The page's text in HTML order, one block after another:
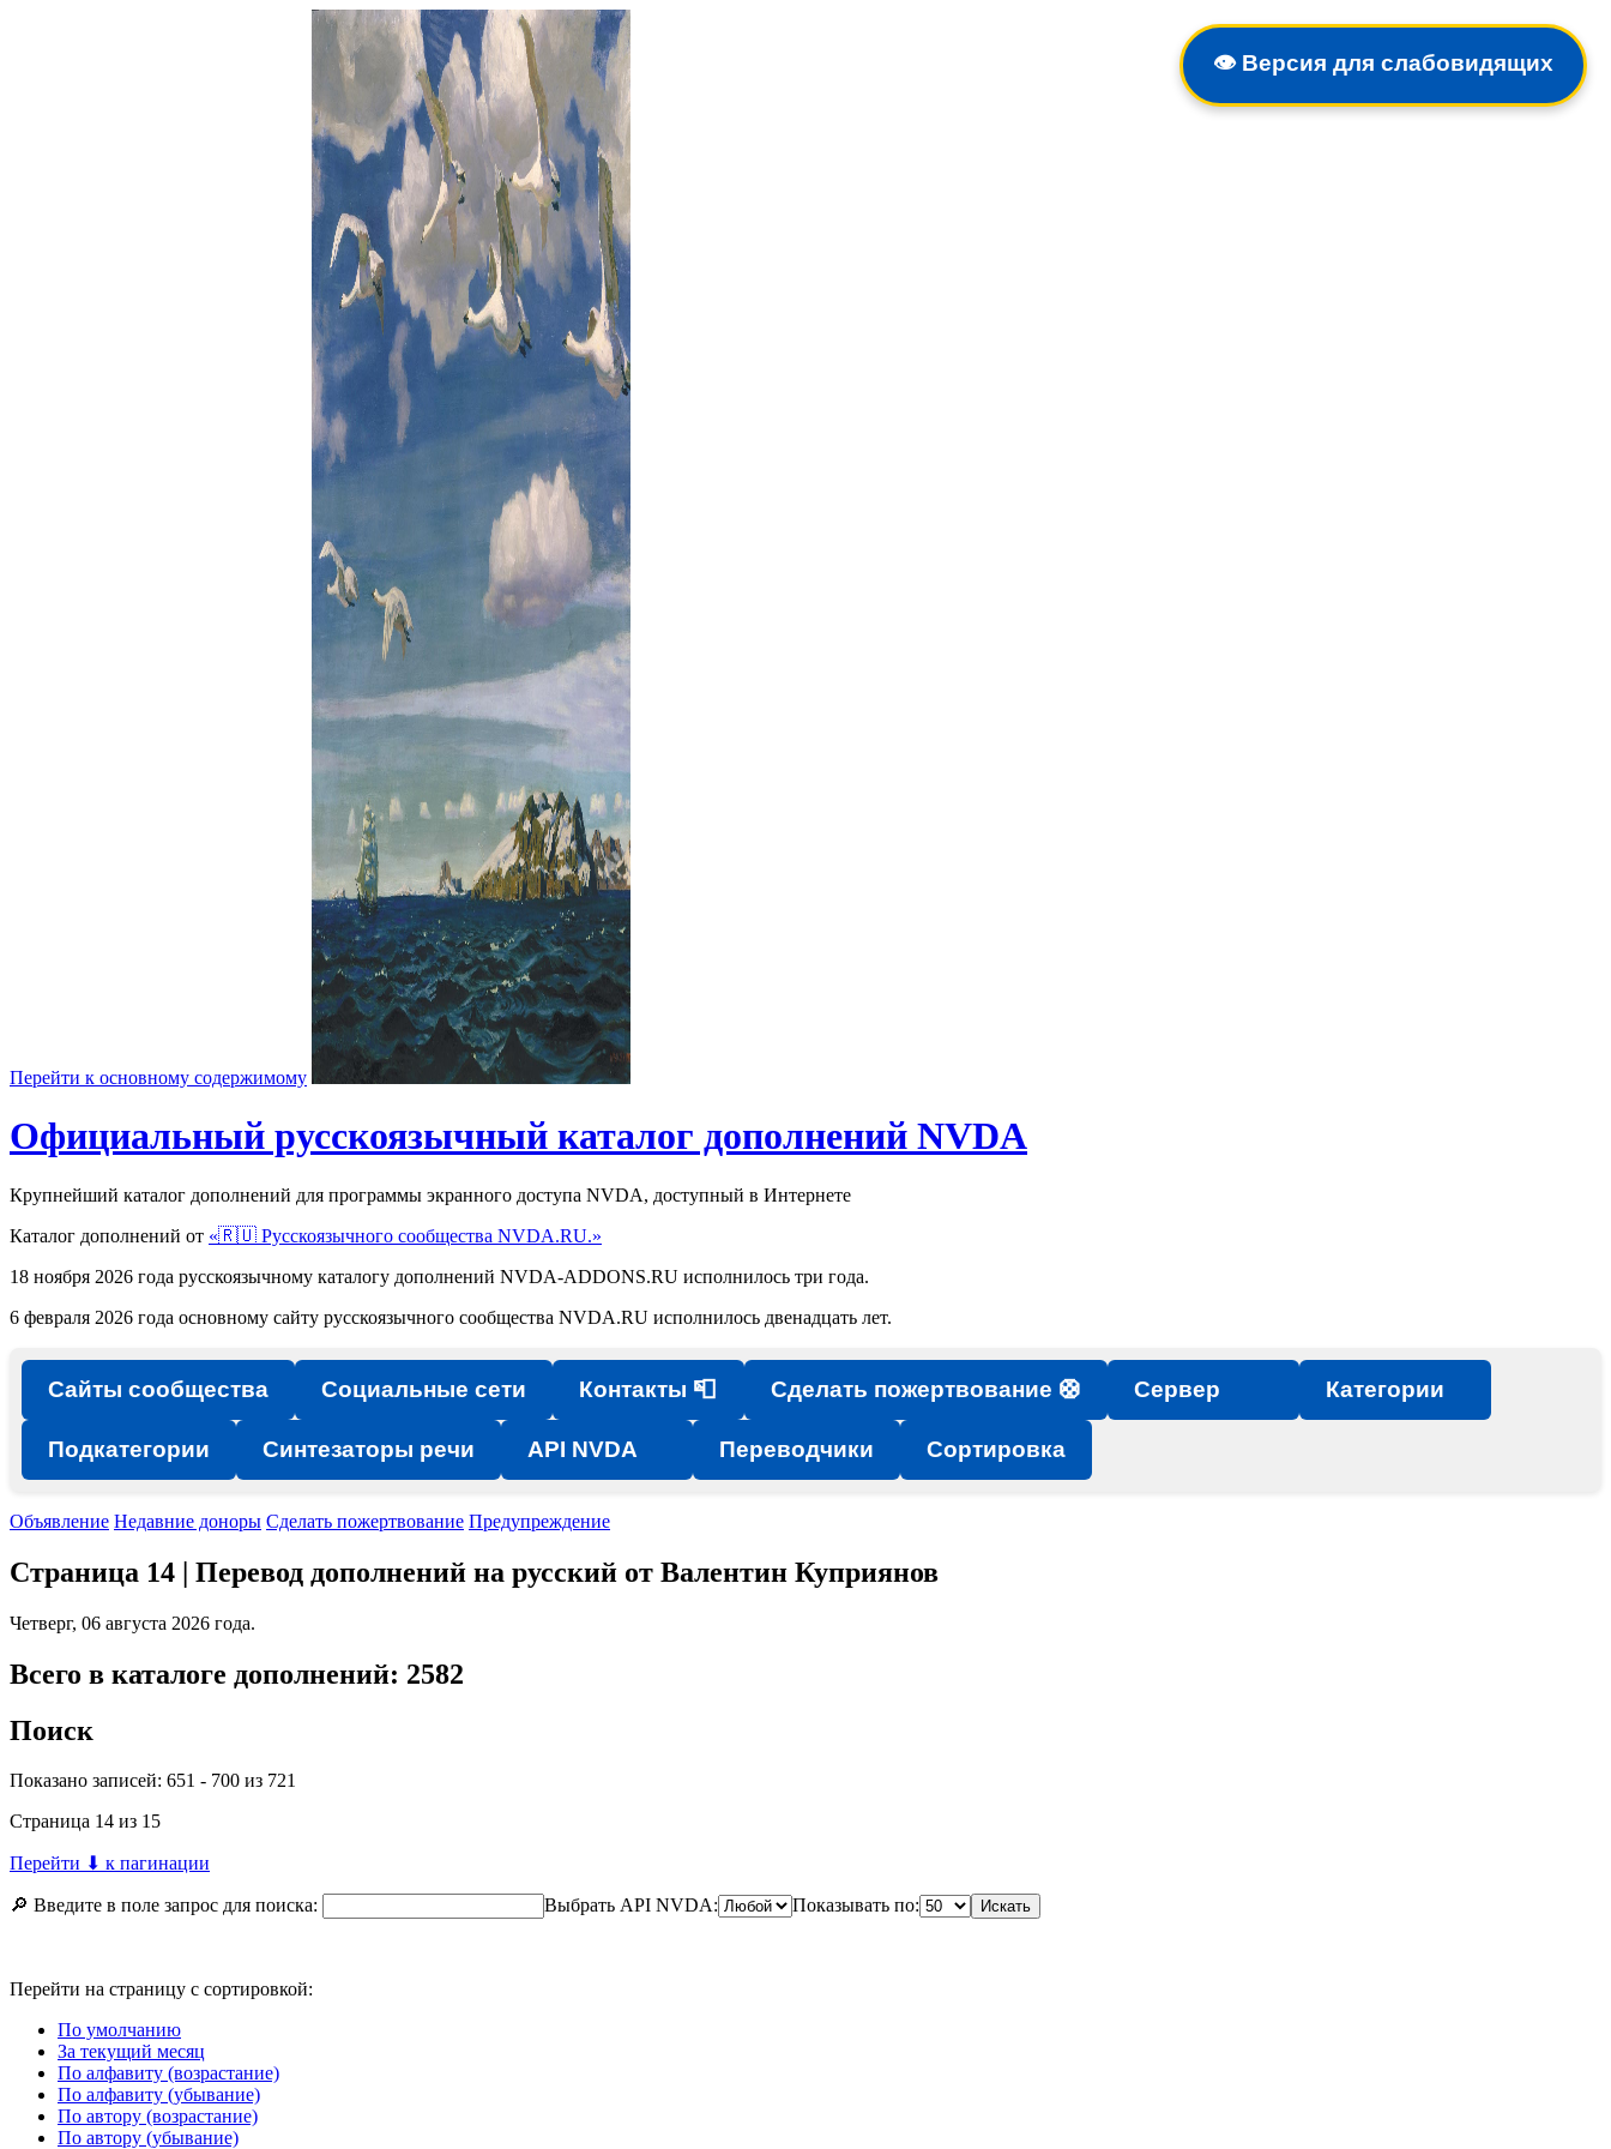
👁️ Версия для слабовидящих
Перейти к основному содержимому
Официальный русскоязычный каталог дополнений NVDA
Крупнейший каталог дополнений для программы экранного доступа NVDA, доступный в Интернете
Каталог дополнений от «🇷🇺 Русскоязычного сообщества NVDA.RU.»
18 ноября 2026 года русскоязычному каталогу дополнений NVDA-ADDONS.RU исполнилось три года.
6 февраля 2026 года основному сайту русскоязычного сообщества NVDA.RU исполнилось двенадцать лет.
Сайты сообщества Социальные сети Контакты 📮 Сделать пожертвование 🛟 Сервер Категории
Подкатегории Синтезаторы речи API NVDA Переводчики Сортировка
Объявление Недавние доноры Сделать пожертвование Предупреждение
Страница 14 | Перевод дополнений на русский от Валентин Куприянов
Четверг, 06 августа 2026 года.
Всего в каталоге дополнений: 2582
Поиск
Показано записей: 651 - 700 из 721
Страница 14 из 15
Перейти ⬇ к пагинации
🔎 Введите в поле запрос для поиска: Выбрать API NVDA: Показывать по: Искать
Перейти на страницу с сортировкой:
По умолчанию
За текущий месяц
По алфавиту (возрастание)
По алфавиту (убывание)
По автору (возрастание)
По автору (убывание)